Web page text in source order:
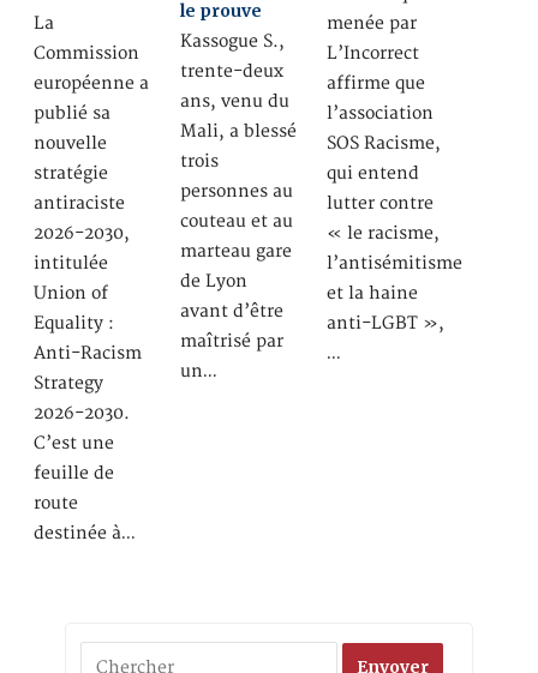
La
Commission
européenne a
publié sa
nouvelle
stratégie
antiraciste
2026-2030,
intitulée
Union of
Equality :
Anti-Racism
Strategy
2026-2030.
C’est une
feuille de
route
destinée à…
le prouve
Kassogue S.,
trente-deux
ans, venu du
Mali, a blessé
trois
personnes au
couteau et au
marteau gare
de Lyon
avant d’être
maîtrisé par
un…
menée par
L’Incorrect
affirme que
l’association
SOS Racisme,
qui entend
lutter contre
« le racisme,
l’antisémitisme
et la haine
anti-LGBT »,
…